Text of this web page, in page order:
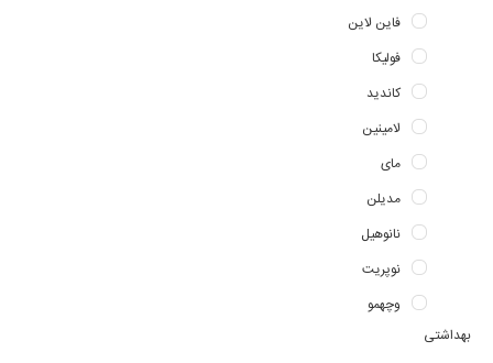
فاین لاین
فولیکا
کاندید
لامینین
مای
مدیلن
نانوهیل
نوپریت
وچهمو
بهداشتی